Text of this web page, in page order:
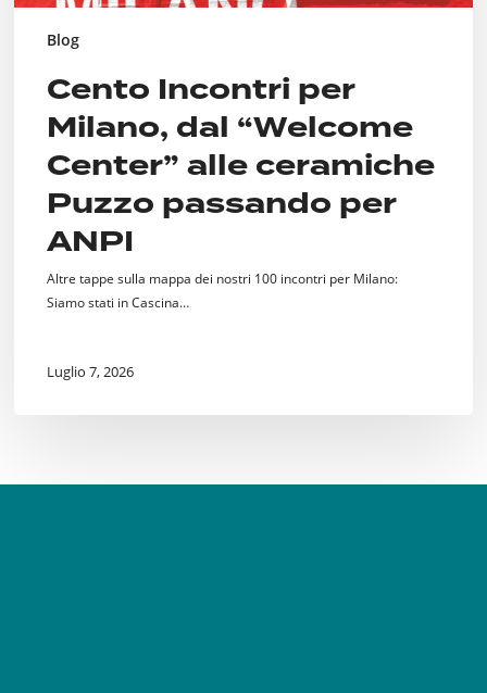
Blog
Cento Incontri per
Milano, dal “Welcome
Center” alle ceramiche
Puzzo passando per
ANPI
Altre tappe sulla mappa dei nostri 100 incontri per Milano:
Siamo stati in Cascina…
Luglio 7, 2026